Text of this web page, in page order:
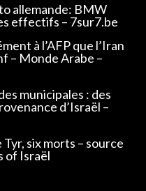
allemande: BMW
effectifs – 7sur7.be
à l’AFP que l’Iran
– Monde Arabe –
municipales : des
d’Israël –
six morts – source
of Israël